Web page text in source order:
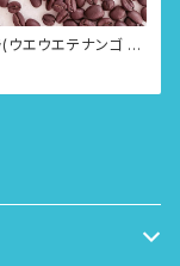
(ウエウエテナンゴ S
方選べる3タイプ